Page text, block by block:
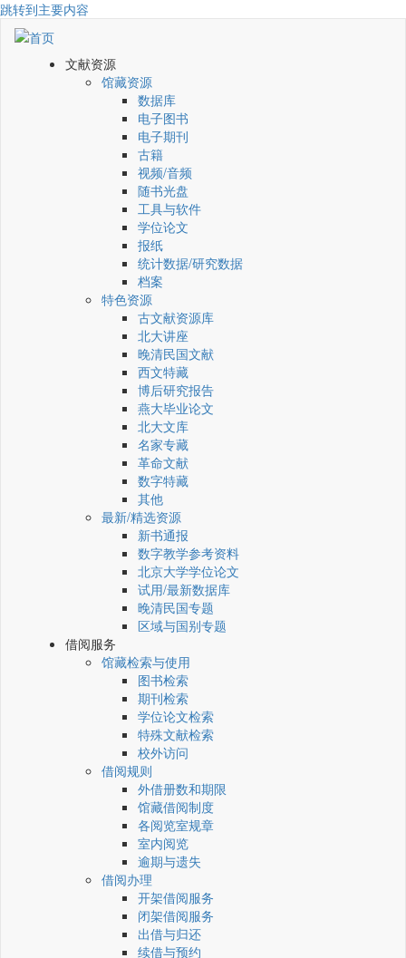
跳转到主要内容
文献资源
馆藏资源
数据库
电子图书
电子期刊
古籍
视频/音频
随书光盘
工具与软件
学位论文
报纸
统计数据/研究数据
档案
特色资源
古文献资源库
北大讲座
晚清民国文献
西文特藏
博后研究报告
燕大毕业论文
北大文库
名家专藏
革命文献
数字特藏
其他
最新/精选资源
新书通报
数字教学参考资料
北京大学学位论文
试用/最新数据库
晚清民国专题
区域与国别专题
借阅服务
馆藏检索与使用
图书检索
期刊检索
学位论文检索
特殊文献检索
校外访问
借阅规则
外借册数和期限
馆藏借阅制度
各阅览室规章
室内阅览
逾期与遗失
借阅办理
开架借阅服务
闭架借阅服务
出借与归还
续借与预约